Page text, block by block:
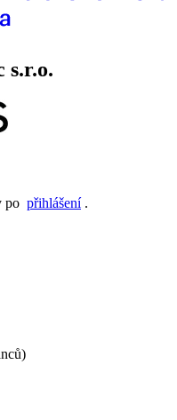
s.r.o.
po přihlášení.